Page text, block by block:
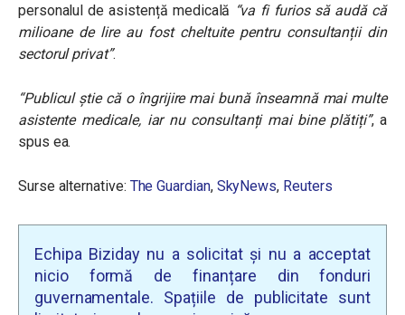
personalul de asistență medicală “va fi furios să audă că
milioane de lire au fost cheltuite pentru consultanții din
sectorul privat”.
“Publicul știe că o îngrijire mai bună înseamnă mai multe
asistente medicale, iar nu consultanți mai bine plătiți”, a
spus ea.
Surse alternative: The Guardian, SkyNews, Reuters
Echipa Biziday nu a solicitat și nu a acceptat
nicio formă de finanțare din fonduri
guvernamentale. Spațiile de publicitate sunt